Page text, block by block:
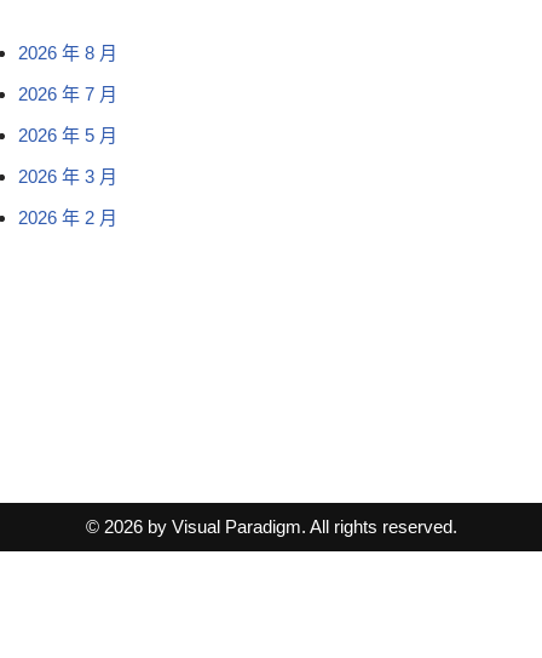
2026 年 8 月
2026 年 7 月
2026 年 5 月
2026 年 3 月
2026 年 2 月
© 2026 by Visual Paradigm. All rights reserved.